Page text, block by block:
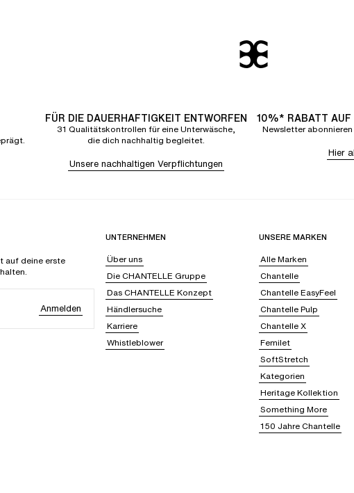
FÜR DIE DAUERHAFTIGKEIT ENTWORFEN
31 Qualitätskontrollen für eine Unterwäsche,
die dich nachhaltig begleitet.
Unsere nachhaltigen Verpflichtungen
10%* RABATT AUF
Newsletter
Hier
auf deine erste
Anmelden
UNTERNEHMEN
Über uns
Die CHANTELLE Gruppe
Das CHANTELLE Konzept
Händlersuche
Karriere
Whistleblower
UNSERE MARKEN
Alle Marken
Chantelle
Chantelle EasyFeel
Chantelle Pulp
Chantelle X
Femilet
SoftStretch
Kategorien
Heritage Kollektion
Something More
150 Jahre Chantelle